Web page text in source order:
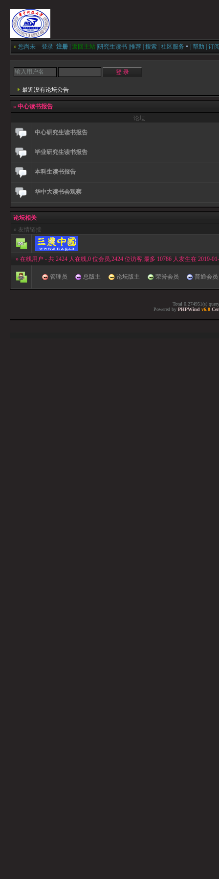
» 您尚未 登录 注册 返回主站 研究生读书 推荐 搜索 社区服务 帮助 订
最近没有论坛公告
» 中心读书报告
论坛
中心研究生读书报告
毕业研究生读书报告
本科生读书报告
华中大读书会观察
论坛相关
» 友情链接
» 在线用户 - 共 2424 人在线,0 位会员,2424 位访客,最多 10786 人发生在 2019-
管理员 总版主 论坛版主 荣誉会员 普通会员
Total 0.274951(s)
Powered by PHPWind v6.0